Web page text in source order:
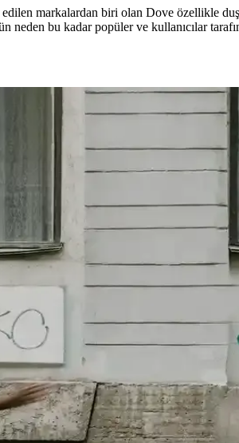
markalardan biri olan Dove özellikle
bu kadar popüler ve kullanıcılar
Avantajlar
Kullanıcı deneyimleri, bakım kolaylığı
Açısından Önemi
ve ekonomik tasarruf sağlar. Doğru marka
Ömrünü Uzatma Yöntemleri
için uygun yıkama programları, su
Analizi
detayları belirsizdir. Güvenilir bilgi
aromasını korur ve uzun ömürlüdür.
ile Kedinizin Mutluluğu